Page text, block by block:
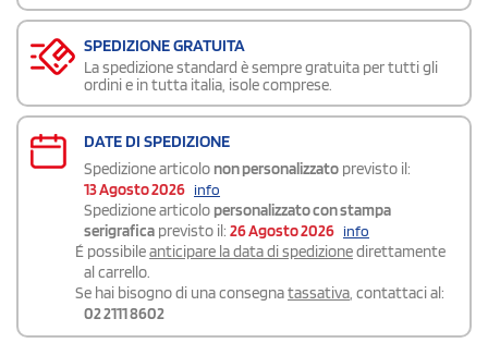
SPEDIZIONE GRATUITA
La spedizione standard è sempre gratuita per tutti gli
ordini e in tutta italia, isole comprese.
DATE DI SPEDIZIONE
Spedizione articolo non personalizzato previsto il:
13 Agosto 2026 info
Spedizione articolo personalizzato con stampa
serigrafica previsto il: 26 Agosto 2026 info
É possibileanticipare la data di spedizionedirettamente
al carrello.
Se hai bisogno di una consegnatassativa, contattaci al:
02 2111 8602